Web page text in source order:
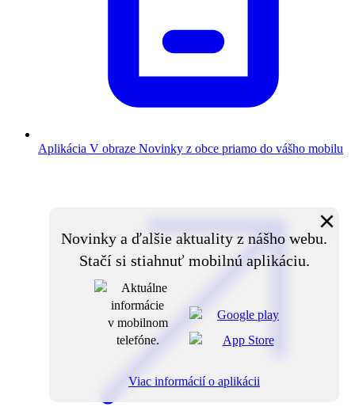
Aplikácia V obraze Novinky z obce priamo do vášho mobilu
Novinky a ďalšie aktuality z nášho webu.
Stačí si stiahnuť mobilnú aplikáciu.
×
Viac informácií o aplikácii